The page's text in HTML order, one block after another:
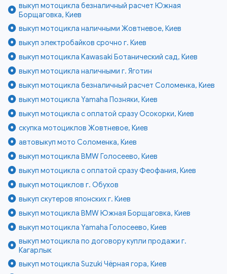
выкуп мотоцикла безналичный расчет Южная
Борщаговка, Киев
выкуп мотоцикла наличными Жовтневое, Киев
выкуп электробайков срочно г. Киев
выкуп мотоцикла Kawasaki Ботанический сад, Киев
выкуп мотоцикла наличными г. Яготин
выкуп мотоцикла безналичный расчет Соломенка, Киев
выкуп мотоцикла Yamaha Позняки, Киев
выкуп мотоцикла с оплатой сразу Осокорки, Киев
скупка мотоциклов Жовтневое, Киев
автовыкуп мото Соломенка, Киев
выкуп мотоцикла BMW Голосеево, Киев
выкуп мотоцикла с оплатой сразу Феофания, Киев
выкуп мотоциклов г. Обухов
выкуп скутеров японских г. Киев
выкуп мотоцикла BMW Южная Борщаговка, Киев
выкуп мотоцикла Yamaha Голосеево, Киев
выкуп мотоцикла по договору купли продажи г.
Кагарлык
выкуп мотоцикла Suzuki Чёрная гора, Киев